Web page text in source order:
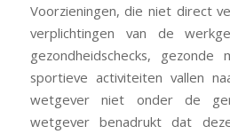
Voorzieningen, die niet direct
verplichtingen van de
gezondheidschecks,
sportieve activiteiten vallen
wetgever niet onder de
wetgever benadrukt dat